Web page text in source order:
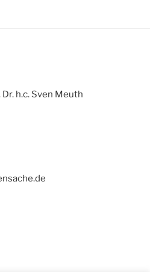
Dr. h.c. Sven Meuth